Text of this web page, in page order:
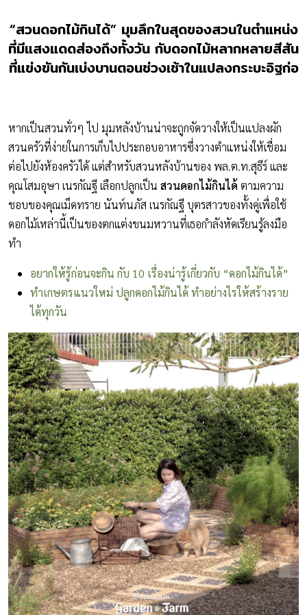
“สวนดอกไม้กินได้” มุมลึกในสุดของสวนในตำแหน่ง
ที่มีแสงแดดส่องถึงทั้งวัน กับดอกไม้หลากหลายสีสัน
ที่แข่งขันกันเบ่งบานตอนช่วงเช้าในแปลงกระบะอิฐก่อ
หากเป็นสวนทั่วๆ ไป มุมหลังบ้านน่าจะถูกจัดวางให้เป็นแปลงผัก
สวนครัวที่ง่ายในการเก็บไปประกอบอาหารซึ่งวางตำแหน่งให้เชื่อม
ต่อไปยังห้องครัวได้ แต่สำหรับสวนหลังบ้านของ พล.ต.ท.สุธีร์ และ
คุณโสมอุษา เนรกัณฐี เลือกปลูกเป็น สวนดอกไม้กินได้ ตามความ
ชอบของคุณเม็ดทราย นันท์นภัส เนรกัณฐี บุตรสาวของทั้งคู่เพื่อใช้
ดอกไม้เหล่านี้เป็นของตกแต่งขนมหวานที่เธอกำลังหัดเรียนรู้ลงมือ
ทำ
อยากให้รู้ก่อนจะกิน กับ 10 เรื่องน่ารู้เกี่ยวกับ “ดอกไม้กินได้”
ทำเกษตรแนวใหม่ ปลูกดอกไม้กินได้ ทำอย่างไรให้สร้างราย
ได้ทุกวัน